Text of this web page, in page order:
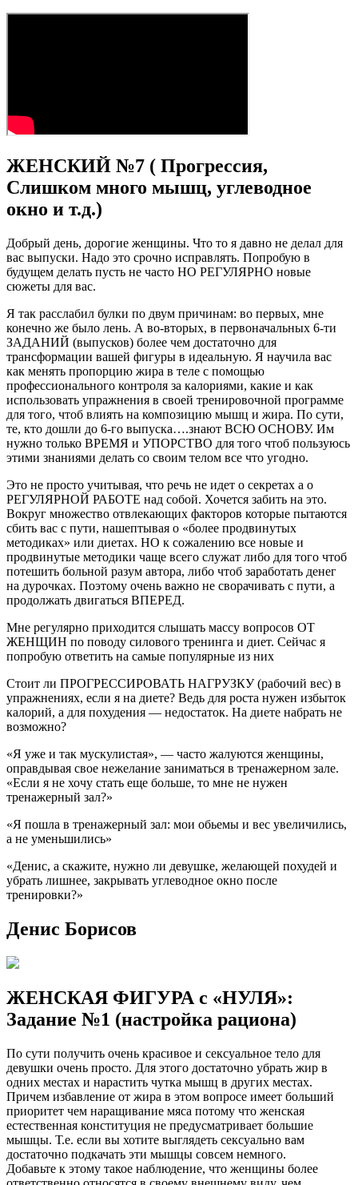
ЖЕНСКИЙ №7 ( Прогрессия,
Слишком много мышц, углеводное
окно и т.д.)
Добрый день, дорогие женщины. Что то я давно не делал для
вас выпуски. Надо это срочно исправлять. Попробую в
будущем делать пусть не часто НО РЕГУЛЯРНО новые
сюжеты для вас.
Я так расслабил булки по двум причинам: во первых, мне
конечно же было лень. А во-вторых, в первоначальных 6-ти
ЗАДАНИЙ (выпусков) более чем достаточно для
трансформации вашей фигуры в идеальную. Я научила вас
как менять пропорцию жира в теле с помощью
профессионального контроля за калориями, какие и как
использовать упражнения в своей тренировочной программе
для того, чтоб влиять на композицию мышц и жира. По сути,
те, кто дошли до 6-го выпуска….знают ВСЮ ОСНОВУ. Им
нужно только ВРЕМЯ и УПОРСТВО для того чтоб пользуюсь
этими знаниями делать со своим телом все что угодно.
Это не просто учитывая, что речь не идет о секретах а о
РЕГУЛЯРНОЙ РАБОТЕ над собой. Хочется забить на это.
Вокруг множество отвлекающих факторов которые пытаются
сбить вас с пути, нашептывая о «более продвинутых
методиках» или диетах. НО к сожалению все новые и
продвинутые методики чаще всего служат либо для того чтоб
потешить больной разум автора, либо чтоб заработать денег
на дурочках. Поэтому очень важно не сворачивать с пути, а
продолжать двигаться ВПЕРЕД.
Мне регулярно приходится слышать массу вопросов ОТ
ЖЕНЩИН по поводу силового тренинга и диет. Сейчас я
попробую ответить на самые популярные из них
Стоит ли ПРОГРЕССИРОВАТЬ НАГРУЗКУ (рабочий вес) в
упражнениях, если я на диете? Ведь для роста нужен избыток
калорий, а для похудения — недостаток. На диете набрать не
возможно?
«Я уже и так мускулистая», — часто жалуются женщины,
оправдывая свое нежелание заниматься в тренажерном зале.
«Если я не хочу стать еще больше, то мне не нужен
тренажерный зал?»
«Я пошла в тренажерный зал: мои обьемы и вес увеличились,
а не уменьшились»
«Денис, а скажите, нужно ли девушке, желающей похудей и
убрать лишнее, закрывать углеводное окно после
тренировки?»
Денис Борисов
ЖЕНСКАЯ ФИГУРА с «НУЛЯ»:
Задание №1 (настройка рациона)
По сути получить очень красивое и сексуальное тело для
девушки очень просто. Для этого достаточно убрать жир в
одних местах и нарастить чутка мышц в других местах.
Причем избавление от жира в этом вопросе имеет больший
приоритет чем наращивание мяса потому что женская
естественная конституция не предусматривает большие
мышцы. Т.е. если вы хотите выглядеть сексуально вам
достаточно подкачать эти мышцы совсем немного.
Добавьте к этому такое наблюдение, что женщины более